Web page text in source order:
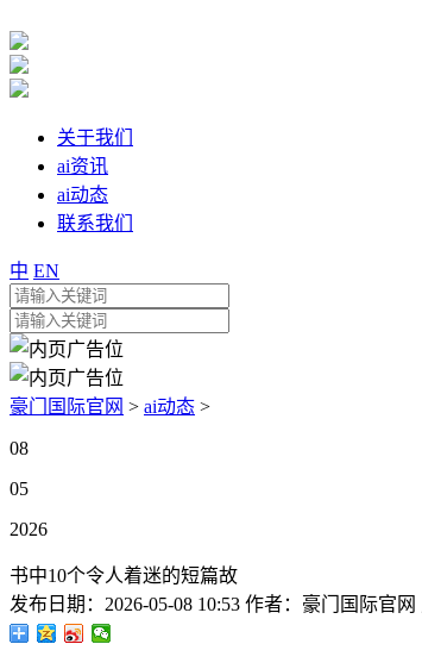
关于我们
ai资讯
ai动态
联系我们
中 EN
豪门国际官网 > ai动态 >
08
05
2026
书中10个令人着迷的短篇故
发布日期： 2026-05-08 10:53 作者： 豪门国际官网